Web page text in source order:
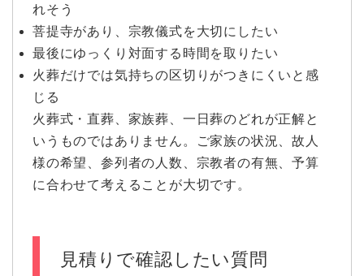
れそう
菩提寺があり、宗教儀式を大切にしたい
最後にゆっくり対面する時間を取りたい
火葬だけでは気持ちの区切りがつきにくいと感
じる
火葬式・直葬、家族葬、一日葬のどれが正解と
いうものではありません。ご家族の状況、故人
様の希望、参列者の人数、宗教者の有無、予算
に合わせて考えることが大切です。
見積りで確認したい質問